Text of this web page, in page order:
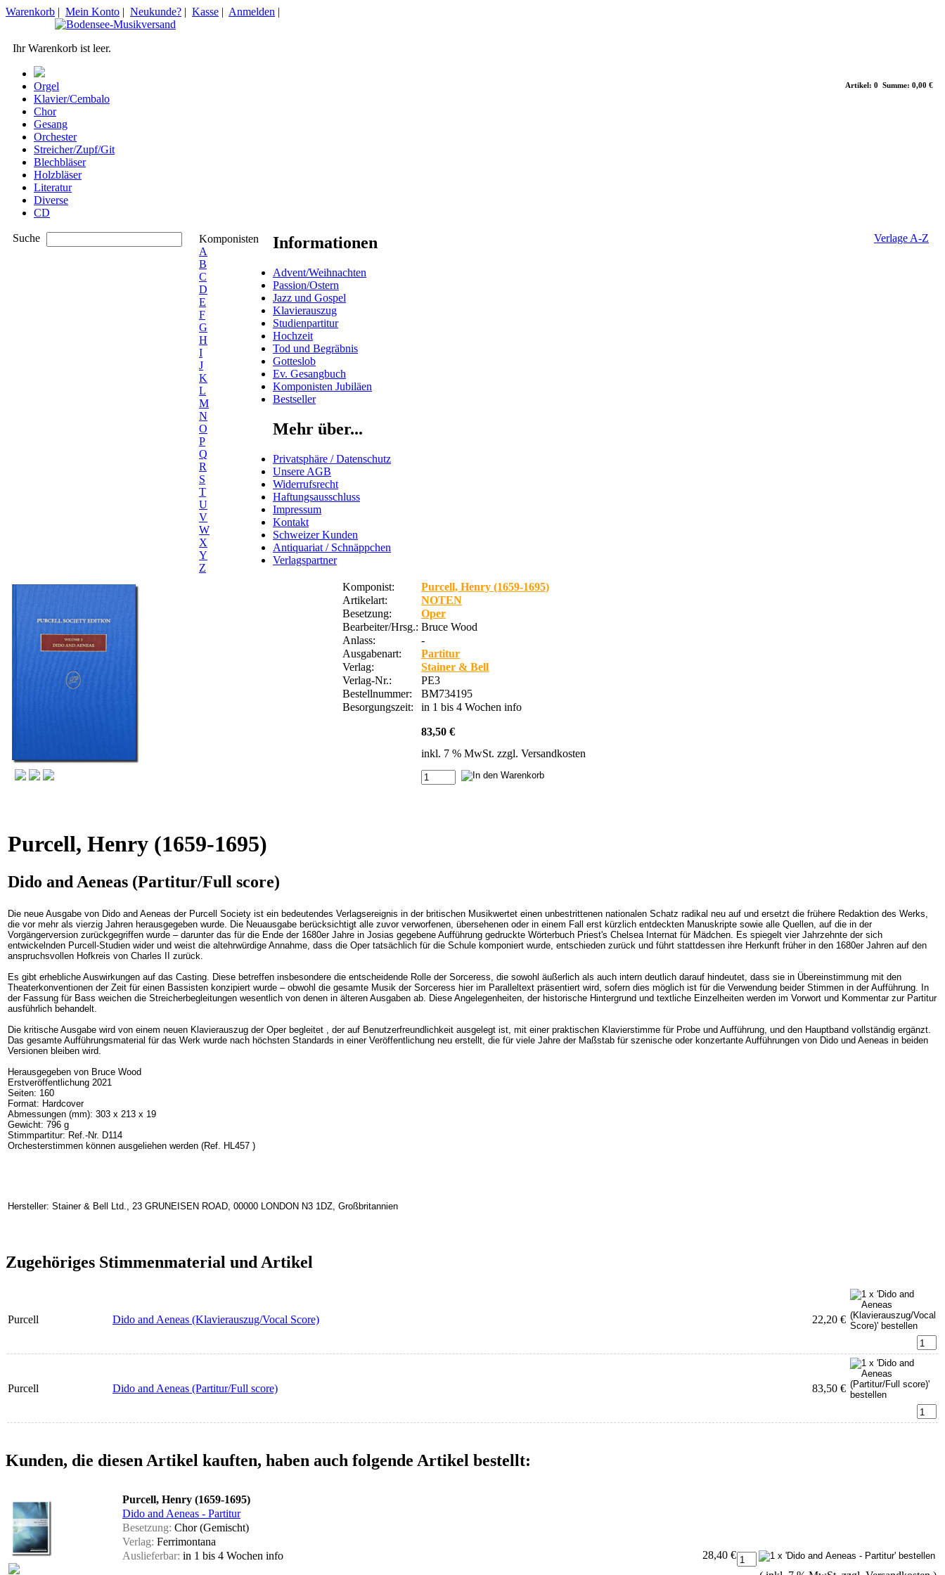
Artikel: 0 Summe: 0,00 €
Warenkorb | Mein Konto | Neukunde? | Kasse | Anmelden |
Ihr Warenkorb ist leer.
Orgel
Klavier/Cembalo
Chor
Gesang
Orchester
Streicher/Zupf/Git
Blechbläser
Holzbläser
Literatur
Diverse
CD
Suche
Komponisten
A
B
C
D
E
F
G
H
I
J
K
L
M
N
O
P
Q
R
S
T
U
V
W
X
Y
Z
Verlage A-Z
Informationen
Advent/Weihnachten
Passion/Ostern
Jazz und Gospel
Klavierauszug
Studienpartitur
Hochzeit
Tod und Begräbnis
Gotteslob
Ev. Gesangbuch
Komponisten Jubiläen
Bestseller
Mehr über...
Privatsphäre / Datenschutz
Unsere AGB
Widerrufsrecht
Haftungsausschluss
Impressum
Kontakt
Schweizer Kunden
Antiquariat / Schnäppchen
Verlagspartner
Komponist:
Purcell, Henry (1659-1695)
Artikelart:
NOTEN
Besetzung:
Oper
Bearbeiter/Hrsg.: Bruce Wood
Anlass:
-
Ausgabenart:
Partitur
Verlag:
Stainer & Bell
Verlag-Nr.:
PE3
Bestellnummer:
BM734195
Besorgungszeit:
in 1 bis 4 Wochen info
83,50 €
inkl. 7 % MwSt. zzgl. Versandkosten
Purcell, Henry (1659-1695)
Dido and Aeneas (Partitur/Full score)
Die neue Ausgabe von Dido and Aeneas der Purcell Society ist ein bedeutendes Verlagsereignis in der britischen Musikwertet einen unbestrittenen nationalen Schatz radikal neu auf und ersetzt die frühere Redaktion des Werks,
die vor mehr als vierzig Jahren herausgegeben wurde. Die Neuausgabe berücksichtigt alle zuvor verworfenen, übersehenen oder in einem Fall erst kürzlich entdeckten Manuskripte sowie alle Quellen, auf die in der
Vorgängerversion zurückgegriffen wurde – darunter das für die Ende der 1680er Jahre in Josias gegebene Aufführung gedruckte Wörterbuch Priest's Chelsea Internat für Mädchen. Es spiegelt vier Jahrzehnte der sich
entwickelnden Purcell-Studien wider und weist die altehrwürdige Annahme, dass die Oper tatsächlich für die Schule komponiert wurde, entschieden zurück und führt stattdessen ihre Herkunft früher in den 1680er Jahren auf den
anspruchsvollen Hofkreis von Charles II zurück.
Es gibt erhebliche Auswirkungen auf das Casting. Diese betreffen insbesondere die entscheidende Rolle der Sorceress, die sowohl äußerlich als auch intern deutlich darauf hindeutet, dass sie in Übereinstimmung mit den
Theaterkonventionen der Zeit für einen Bassisten konzipiert wurde – obwohl die gesamte Musik der Sorceress hier im Paralleltext präsentiert wird, sofern dies möglich ist für die Verwendung beider Stimmen in der Aufführung. In
der Fassung für Bass weichen die Streicherbegleitungen wesentlich von denen in älteren Ausgaben ab. Diese Angelegenheiten, der historische Hintergrund und textliche Einzelheiten werden im Vorwort und Kommentar zur Partitur
ausführlich behandelt.
Die kritische Ausgabe wird von einem neuen Klavierauszug der Oper begleitet , der auf Benutzerfreundlichkeit ausgelegt ist, mit einer praktischen Klavierstimme für Probe und Aufführung, und den Hauptband vollständig ergänzt.
Das gesamte Aufführungsmaterial für das Werk wurde nach höchsten Standards in einer Veröffentlichung neu erstellt, die für viele Jahre der Maßstab für szenische oder konzertante Aufführungen von Dido und Aeneas in beiden
Versionen bleiben wird.
Herausgegeben von Bruce Wood
Erstveröffentlichung 2021
Seiten: 160
Format: Hardcover
Abmessungen (mm): 303 x 213 x 19
Gewicht: 796 g
Stimmpartitur: Ref.-Nr. D114
Orchesterstimmen können ausgeliehen werden (Ref. HL457 )
Hersteller: Stainer & Bell Ltd., 23 GRUNEISEN ROAD, 00000 LONDON N3 1DZ, Großbritannien
Zugehöriges Stimmenmaterial und Artikel
Purcell Dido and Aeneas (Klavierauszug/Vocal Score) 22,20 €
Purcell Dido and Aeneas (Partitur/Full score) 83,50 €
Kunden, die diesen Artikel kauften, haben auch folgende Artikel bestellt:
Purcell, Henry (1659-1695)
Dido and Aeneas - Partitur
Besetzung: Chor (Gemischt)
Verlag: Ferrimontana
Auslieferbar: in 1 bis 4 Wochen info
28,40 €